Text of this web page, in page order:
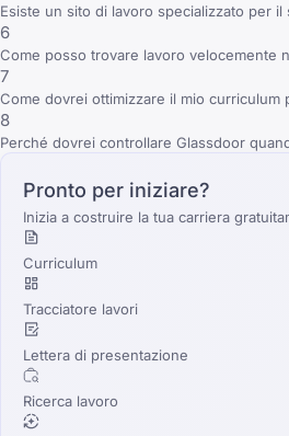
Esiste un sito di lavoro specializzato per
6
Come posso trovare lavoro velocemente
7
Come dovrei ottimizzare il mio
8
Perché dovrei controllare Glassdoor
Pronto per iniziare?
Inizia a costruire la tua carriera
Curriculum
Tracciatore lavori
Lettera di presentazione
Ricerca lavoro